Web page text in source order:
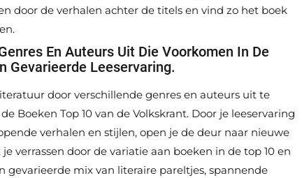
door de verhalen achter de titels en vind zo het boek
En Auteurs Uit Die Voorkomen In De
Gevarieerde Leeservaring.
door verschillende genres en auteurs uit te
Boeken Top 10 van de Volkskrant. Door je leeservaring
verhalen en stijlen, open je de deur naar nieuwe
verrassen door de variatie aan boeken in de top 10 en
gevarieerde mix van literaire pareltjes, spannende